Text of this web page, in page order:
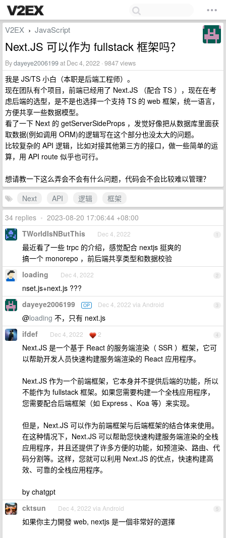
V2EX › JavaScript
Next.JS 可以作为 fullstack 框架吗？
Bydayeye2006199at Dec 4, 2022 · 9847 views
我是 JS/TS 小白（本职是后端工程师）。
现在团队有个项目，前端已经用了 Next.JS （配合 TS ），现在在考
虑后端的选型，是不是也选择一个支持 TS 的 web 框架，统一语言，
方便共享一些数据模型。
看了一下 Next 的 getServerSideProps ，发觉好像把从数据库里面获
取数据(例如调用 ORM)的逻辑写在这个部分也没太大的问题。
比较复杂的 API 逻辑，比如对接其他第三方的接口，做一些简单的运
算，用 API route 似乎也可行。
想请教一下这么弄会不会有什么问题，代码会不会比较难以管理？
Next
API 逻辑
框架
34 replies • 2023-08-20 17:06:44 +08:00
1
TWorldIsNButThis Dec 4, 2022
最近看了一些 trpc 的介绍，感觉配合 nextjs 挺爽的
搞一个 monorepo ，前后端共享类型和数据校验
2
loading Dec 4, 2022
nset.js+next.js ???
3
dayeye2006199 OP Dec 4, 2022 via Android
@loading 不，只有 next.js
4
ifdef Dec 4, 2022 2
Next.JS 是一个基于 React 的服务端渲染（ SSR ）框架，它可
以帮助开发人员快速构建服务端渲染的 React 应用程序。
Next.JS 作为一个前端框架，它本身并不提供后端的功能，所以
不能作为 fullstack 框架。如果您需要构建一个全栈应用程序，
您需要配合后端框架（如 Express 、Koa 等）来实现。
但是，Next.JS 可以作为前端框架与后端框架的结合体来使用。
在这种情况下，Next.JS 可以帮助您快速构建服务端渲染的全栈
应用程序，并且还提供了许多方便的功能，如预渲染、路由、代
码分割等。这样，您就可以利用 Next.JS 的优点，快速构建高
效、可靠的全栈应用程序。
by chatgpt
5
cktsun Dec 4, 2022 via Android
如果你主力開發 web, nextjs 是一個非常好的選擇